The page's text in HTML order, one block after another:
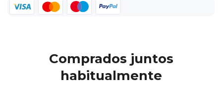
Comprados juntos
habitualmente